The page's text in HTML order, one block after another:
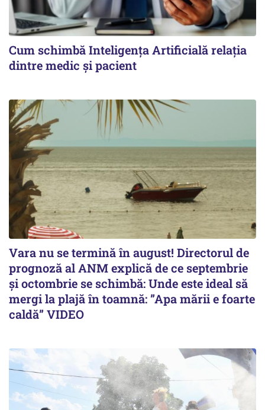
Cum schimbă Inteligența Artificială relația
dintre medic și pacient
Vara nu se termină în august! Directorul de
prognoză al ANM explică de ce septembrie
și octombrie se schimbă: Unde este ideal să
mergi la plajă în toamnă: ”Apa mării e foarte
caldă” VIDEO